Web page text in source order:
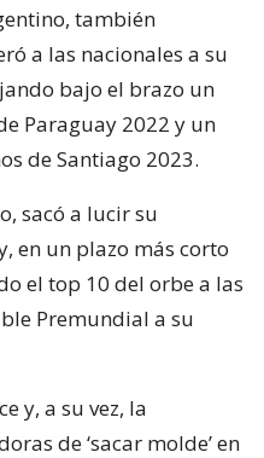
también
a las nacionales a su
bajo el brazo un
Paraguay 2022 y un
de Santiago 2023.
sacó a lucir su
en un plazo más corto
el top 10 del orbe a las
Premundial a su
y, a su vez, la
de ‘sacar molde’ en